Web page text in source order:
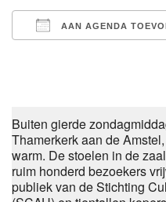
AAN AGENDA
Buiten gierde
Thamerkerk aan de
warm. De stoelen in de
ruim honderd bezoekers
publiek van de Stichting